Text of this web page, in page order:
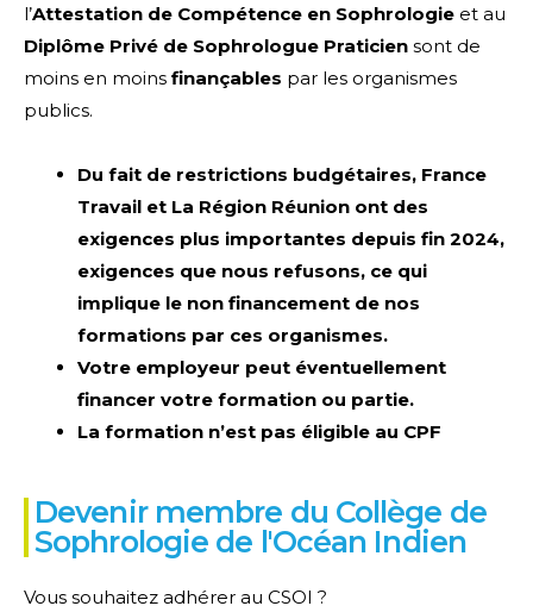
l’Attestation de Compétence en Sophrologie et au
Diplôme Privé de Sophrologue Praticien sont de
moins en moins finançables par les organismes
publics.
Du fait de restrictions budgétaires, France
Travail et La Région Réunion ont des
exigences plus importantes depuis fin 2024,
exigences que nous refusons, ce qui
implique le non financement de nos
formations par ces organismes.
Votre employeur peut éventuellement
financer votre formation ou partie.
La formation n’est pas éligible au CPF
Devenir membre du Collège de
Sophrologie de l'Océan Indien
Vous souhaitez adhérer au CSOI ?